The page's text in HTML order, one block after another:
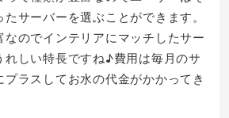
サーバーを選ぶことができます。
なのでインテリアにマッチしたサー
れしい特長ですね♪費用は毎月のサ
ラスしてお水の代金がかかってき